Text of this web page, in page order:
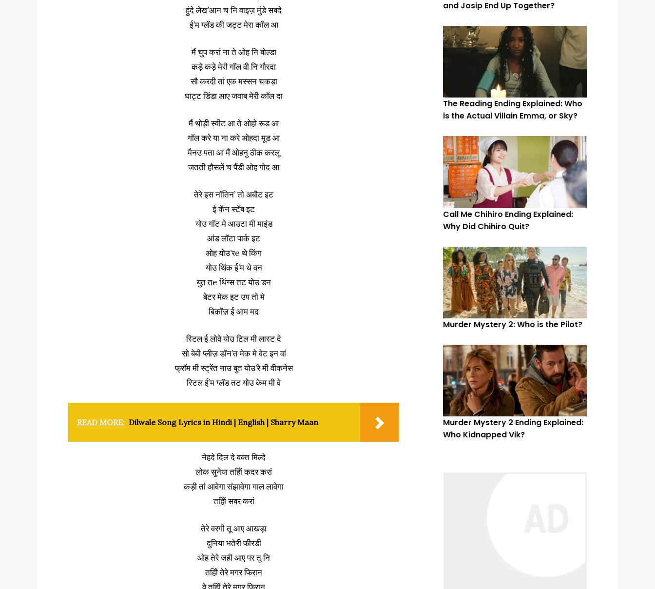
हुंदे लेख’आन च नि वाइज़ मुंडे सबदे
ई’म ग्लॅड की जट्ट मेरा कॉल आ
मैं चुप करां ना ते ओह नि बोल्डा
कड़े कड़े मेरी गॉल वी नि गौरदा
सौ करदी तां एक मस्सन चकड़ा
घाट्ट डिंडा आए जवाब मेरी कॉल दा
मैं थोड़ी स्वीट आ ते ओहो रूड आ
गॉल करे या ना करे ओहदा मूड आ
मैनउ पता आ मैं ओहनु ठीक करलू
जतती हौसलें च पैंडी ओह गोद आ
तेरे इस नॉतिन’ तो अबौट इट
ई कॅन स्टॅब इट
योउ गॉट मे आउटा मी माइंड
आंड लॉटा पार्क इट
ओह योउ’रе थे किंग
योउ थिंक ई’म थे वन
बुत तе थिंग्स तट योउ डन
बेटर मेक इट उप तो मे
बिकॉज़ ई आम मद
स्टिल ई लोवे योउ टिल मी लास्ट दे
सो बेबी प्लीज़ डॉन’त मेक मे वेट इन वां
फ्रॉम मी स्ट्रेंत नाउ बुत योउ’रे मी वीकनेस
स्टिल ई’म ग्लॅड तट योउ केम मी वे
READ MORE: Dilwale Song Lyrics in Hindi | English | Sharry Maan
नेहदे दिल दे वक्त मिल्दे
लोक सुनेया तहिों कदर करां
कड़ी तां आवेगा संझावेगा गाल लावेगा
तहिों सबर करां
तेरे वरगी तू आए आखड़ा
दुनिया भतेरी फीरडी
ओह तेरे जही आए पर तू नि
तहिों तेरे मगर फिरान
and Josip End Up Together?
The Reading Ending Explained: Who
is the Actual Villain Emma, or Sky?
Call Me Chihiro Ending Explained:
Why Did Chihiro Quit?
Murder Mystery 2: Who is the Pilot?
Murder Mystery 2 Ending Explained:
Who Kidnapped Vik?